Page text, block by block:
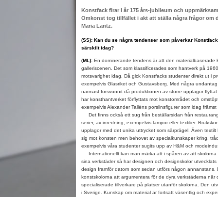
Konstfack firar i år 175 års-jubileum och
Omkonst tog tillfället i akt att ställa några frågor
Maria Lantz.
(SS): Kan du se några tendenser som påverkar
särskilt idag?
(ML): En dominerande tendens är att den materialbaserade
galleriscenen. Det som klassificerades som hantverk på
motsvarighet idag. Då gick Konstfacks studenter direkt ut i
exempelvis Glasriket och Gustavsberg. Med några
närmast försvunnit då produktionen av större upplagor
har konsthantverket förflyttats mot konstområdet och
exempelvis Alexander Talléns porslinsfigurer som idag
Det finns också ett sug från beställarsidan från
serier, av inredning, exempelvis lampor eller textilier.
upplagor med det unika uttrycket som särprägel. Även
sig mot konsten men behovet av specialkunskaper kring,
exempelvis våra studenter sugits upp av H&M och
Internationellt kan man märka att i spåren av att skolorna
sina verkstäder så har designen och designskolor
design framför datorn som sedan utförs någon annanstans.
konstskolorna att argumentera för de dyra verkstäderna när
specialiserade tillverkare på platser utanför skolorna. Den
i Sverige. Kunskap om material är fortsatt väsentlig och